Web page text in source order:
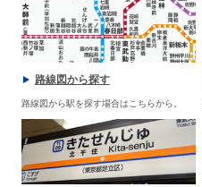
路線図から探す
路線図から駅を探す場合はこちらから。